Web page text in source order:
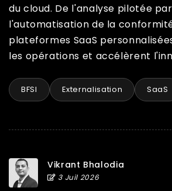
du cloud. De l'analyse pilotée
l'automatisation de la
plateformes SaaS
les opérations et accélèrent
BFSI Externalisation SaaS
Vikrant Bhalodia
3 Juil 2026